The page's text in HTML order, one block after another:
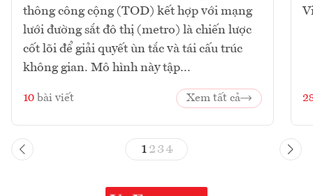
thông công cộng (TOD) kết hợp với mạng
lưới đường sắt đô thị (metro) là chiến lược
cốt lõi để giải quyết ùn tắc và tái cấu trúc
không gian. Mô hình này tập...
10 bài viết Xem tất cả
1 23 4